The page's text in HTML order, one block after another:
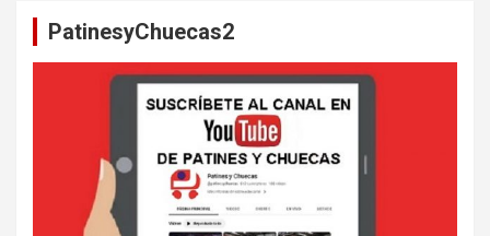
PatinesyChuecas2